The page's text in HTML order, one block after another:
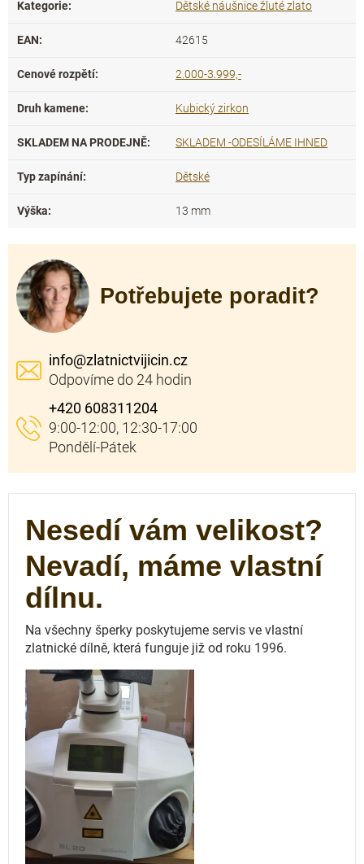
Kategorie: Dětské náušnice žluté zlato
EAN: 42615
Cenové rozpětí: 2.000-3.999,-
Druh kamene: Kubický zirkon
SKLADEM NA PRODEJNĚ: SKLADEM -ODESÍLÁME IHNED
Typ zapínání: Dětské
Výška: 13 mm
Potřebujete poradit?
info@zlatnictvijicin.cz
+420 608311204
Nesedí vám velikost?
Nevadí, máme vlastní
dílnu.
Na všechny šperky poskytujeme servis ve vlastní
zlatnické dílně, která funguje již od roku 1996.